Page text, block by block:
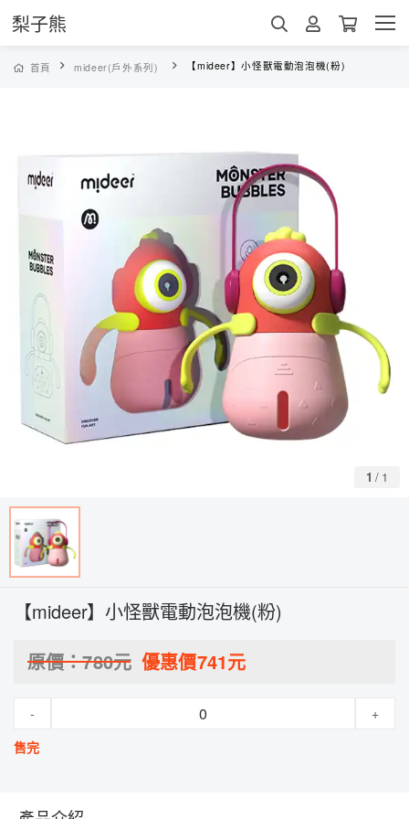
梨子熊
首頁 mideer(戶外系列) 【mideer】小怪獸電動泡泡機(粉)
1 / 1
【mideer】小怪獸電動泡泡機(粉)
原價：780元 優惠價741元
-
+
售完